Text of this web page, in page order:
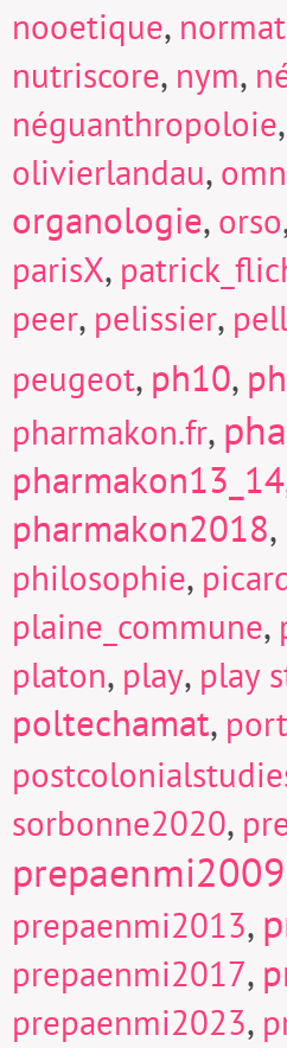
nooetique,
nutriscore, nym,
néguanthropoloie,
olivierlandau,
organologie, orso
parisX,
peer, pelissier,
peugeot, ph10,
pharmakon.fr,
pharmakon13_14
pharmakon2018,
philosophie,
plaine_commune,
platon, play, play
poltechamat,
sorbonne2020,
prepaenmi2009
prepaenmi2013,
prepaenmi2017,
prepaenmi2023,